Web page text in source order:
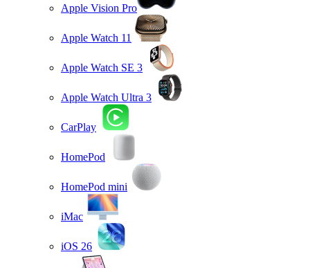
Apple Vision Pro
Apple Watch 11
Apple Watch SE 3
Apple Watch Ultra 3
CarPlay
HomePod
HomePod mini
iMac
iOS 26